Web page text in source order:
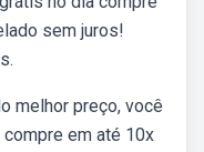
sem juros!
melhor preço, você
compre em até 10x